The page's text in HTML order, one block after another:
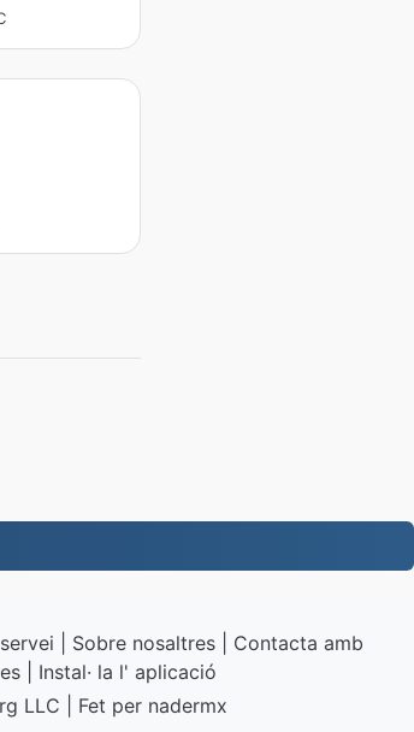
Sobre nosaltres| Contacta amb
| Instal· la l' aplicació
LLC | Fet per nadermx